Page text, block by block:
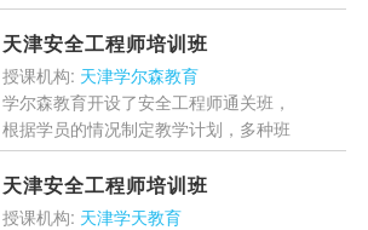
化的教学模式提供高品质的教学课堂，
专业打造智能学习链，全面攻克备考壁
垒，中建教育为您的备考保...
天津安全工程师培训班
授课机构: 天津学尔森教育
学尔森教育开设了安全工程师通关班，
根据学员的情况制定教学计划，多种班
型设计让学员灵活选择高效学习，专业
的教辅材料学员的学习效果，精讲真题
学员能够顺利通过...[详情]
天津安全工程师培训班
授课机构: 天津学天教育